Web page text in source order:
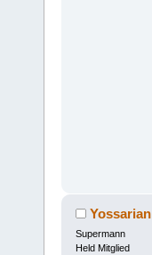
Yossarian
Supermann
Held Mitglied